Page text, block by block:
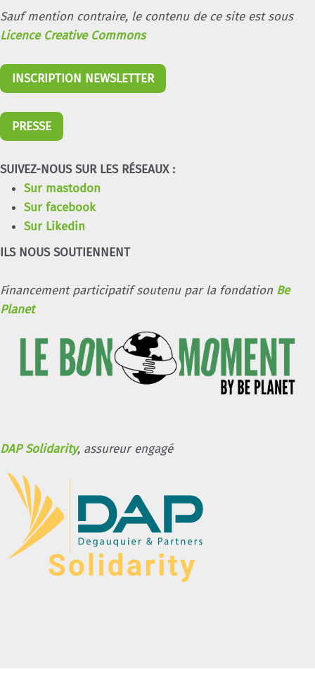
Sauf mention contraire, le contenu de ce site est sous
Licence Creative Commons
INSCRIPTION NEWSLETTER
PRESSE
SUIVEZ-NOUS SUR LES RÉSEAUX :
Sur mastodon
Sur facebook
Sur Likedin
ILS NOUS SOUTIENNENT
Financement participatif soutenu par la fondation Be
Planet
DAP Solidarity, assureur engagé